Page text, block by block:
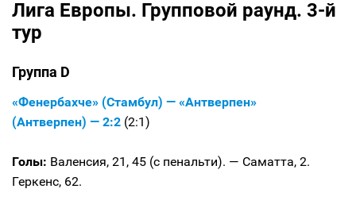
Лига Европы. Групповой раунд. 3-й
тур
Группа D
«Фенербахче» (Стамбул) — «Антверпен»
(Антверпен) — 2:2 (2:1)
Голы: Валенсия, 21, 45 (с пенальти). — Саматта, 2.
Геркенс, 62.